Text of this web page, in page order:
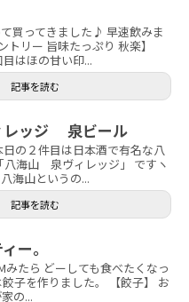
買ってきました♪ 早速飲みま
トリー 旨味たっぷり 秋楽】
目はほの甘い印...
記事を読む
ッジ 泉ビール
日の２件目は日本酒で有名な八
八海山 泉ヴィレッジ」 ですヽ
山というの...
記事を読む
ー。
みたら どーしても食べたくなっ
子を作りました。 【餃子】 お
の...